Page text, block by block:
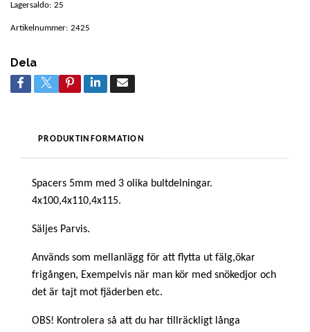
Lagersaldo: 25
Artikelnummer: 2425
Dela
PRODUKTINFORMATION
Spacers 5mm med 3 olika bultdelningar.
4x100,4x110,4x115.
Säljes Parvis.
Används som mellanlägg för att flytta ut fälg,ökar
frigången, Exempelvis när man kör med snökedjor och
det är tajt mot fjäderben etc.
OBS! Kontrolera så att du har tillräckligt långa